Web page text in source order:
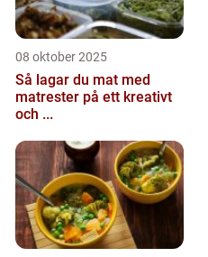
08 oktober 2025
Så lagar du mat med
matrester på ett kreativt
och ...